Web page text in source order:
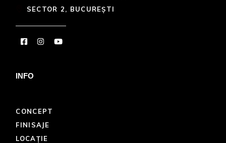
SECTOR 2, BUCUREȘTI
INFO
CONCEPT
FINISAJE
LOCAȚIE